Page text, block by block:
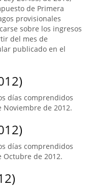
de Primera
provisionales
sobre los ingresos
del mes de
publicado en el
días comprendidos
Noviembre de 2012.
días comprendidos
Octubre de 2012.